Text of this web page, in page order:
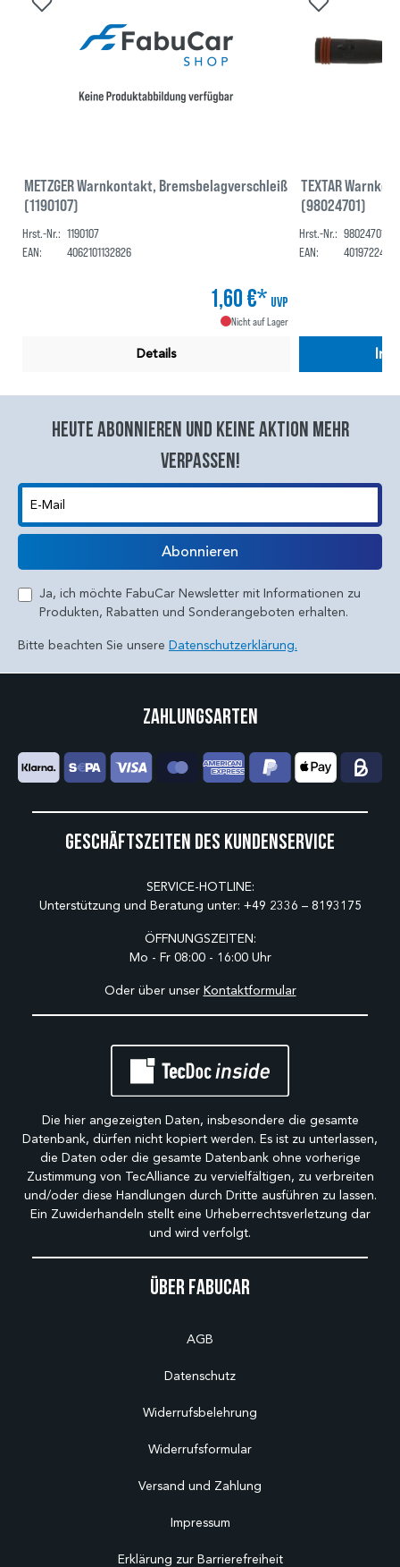
METZGER Warnkontakt, Bremsbelagverschleiß
(1190107)
Hrst.-Nr.: 1190107
EAN:
4062101132826
1,60 €* UVP
Nicht auf Lager
Details
TEXTAR
(98024701)
Hrst.-Nr.: 98024701
EAN:
In
Heute abonnieren und keine aktion mehr
verpassen!
E-Mail
Abonnieren
Ja, ich möchte FabuCar Newsletter mit Informationen zu
Produkten, Rabatten und Sonderangeboten erhalten.
Bitte beachten Sie unsere Datenschutzerklärung.
Über Fabucar
AGB
Datenschutz
Widerrufsbelehrung
Widerrufsformular
Versand und Zahlung
Impressum
Erklärung zur Barrierefreiheit
Geschäftszeiten des Kundenservice
SERVICE-HOTLINE:
Unterstützung und Beratung unter: +49 2336 – 8193175
ÖFFNUNGSZEITEN:
Mo - Fr 08:00 - 16:00 Uhr
Oder über unser Kontaktformular
Zahlungsarten
Die hier angezeigten Daten, insbesondere die gesamte
Datenbank, dürfen nicht kopiert werden. Es ist zu unterlassen,
die Daten oder die gesamte Datenbank ohne vorherige
Zustimmung von TecAlliance zu vervielfältigen, zu verbreiten
und/oder diese Handlungen durch Dritte ausführen zu lassen.
Ein Zuwiderhandeln stellt eine Urheberrechtsverletzung dar
und wird verfolgt.